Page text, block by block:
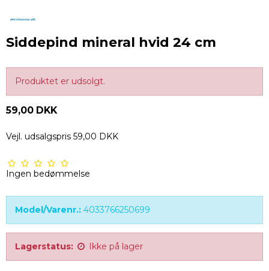
Siddepind mineral hvid 24 cm
Produktet er udsolgt.
59,00 DKK
Vejl. udsalgspris 59,00 DKK
Ingen bedømmelse
Model/Varenr.: 4033766250699
Lagerstatus: Ikke på lager